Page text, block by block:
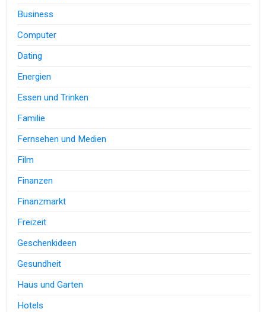
Business
Computer
Dating
Energien
Essen und Trinken
Familie
Fernsehen und Medien
Film
Finanzen
Finanzmarkt
Freizeit
Geschenkideen
Gesundheit
Haus und Garten
Hotels